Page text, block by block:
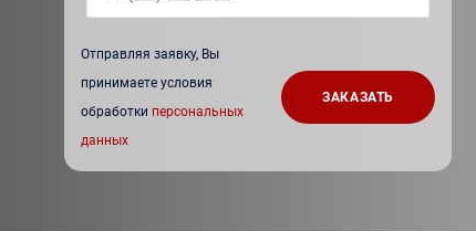
Отправляя заявку, Вы
принимаете условия
обработки персональных
данных